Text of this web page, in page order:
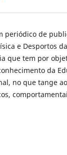
periódico de
e Desportos
que tem por
da
no que tange